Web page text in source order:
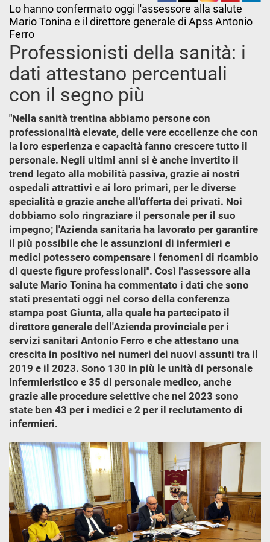
Lo hanno confermato oggi l'assessore alla salute
Mario Tonina e il direttore generale di Apss Antonio
Ferro
Professionisti della sanità: i
dati attestano percentuali
con il segno più
"Nella sanità trentina abbiamo persone con
professionalità elevate, delle vere eccellenze che con
la loro esperienza e capacità fanno crescere tutto il
personale. Negli ultimi anni si è anche invertito il
trend legato alla mobilità passiva, grazie ai nostri
ospedali attrattivi e ai loro primari, per le diverse
specialità e grazie anche all'offerta dei privati. Noi
dobbiamo solo ringraziare il personale per il suo
impegno; l'Azienda sanitaria ha lavorato per garantire
il più possibile che le assunzioni di infermieri e
medici potessero compensare i fenomeni di ricambio
di queste figure professionali". Così l'assessore alla
salute Mario Tonina ha commentato i dati che sono
stati presentati oggi nel corso della conferenza
stampa post Giunta, alla quale ha partecipato il
direttore generale dell'Azienda provinciale per i
servizi sanitari Antonio Ferro e che attestano una
crescita in positivo nei numeri dei nuovi assunti tra il
2019 e il 2023. Sono 130 in più le unità di personale
infermieristico e 35 di personale medico, anche
grazie alle procedure selettive che nel 2023 sono
state ben 43 per i medici e 2 per il reclutamento di
infermieri.